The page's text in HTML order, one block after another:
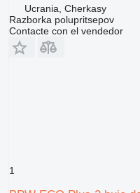
Ucrania, Cherkasy
Razborka polupritsepov
Contacte con el vendedor
1